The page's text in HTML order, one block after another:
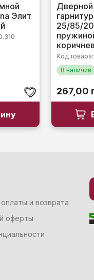
Элит
Оценка
0
из
5
25/85/
Код
В наличии
267,00
и возврата
оферты